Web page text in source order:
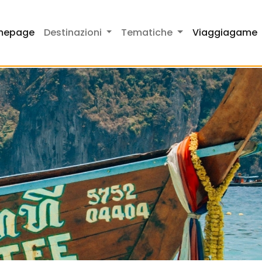
Destinazioni Tematiche Viaggiagame